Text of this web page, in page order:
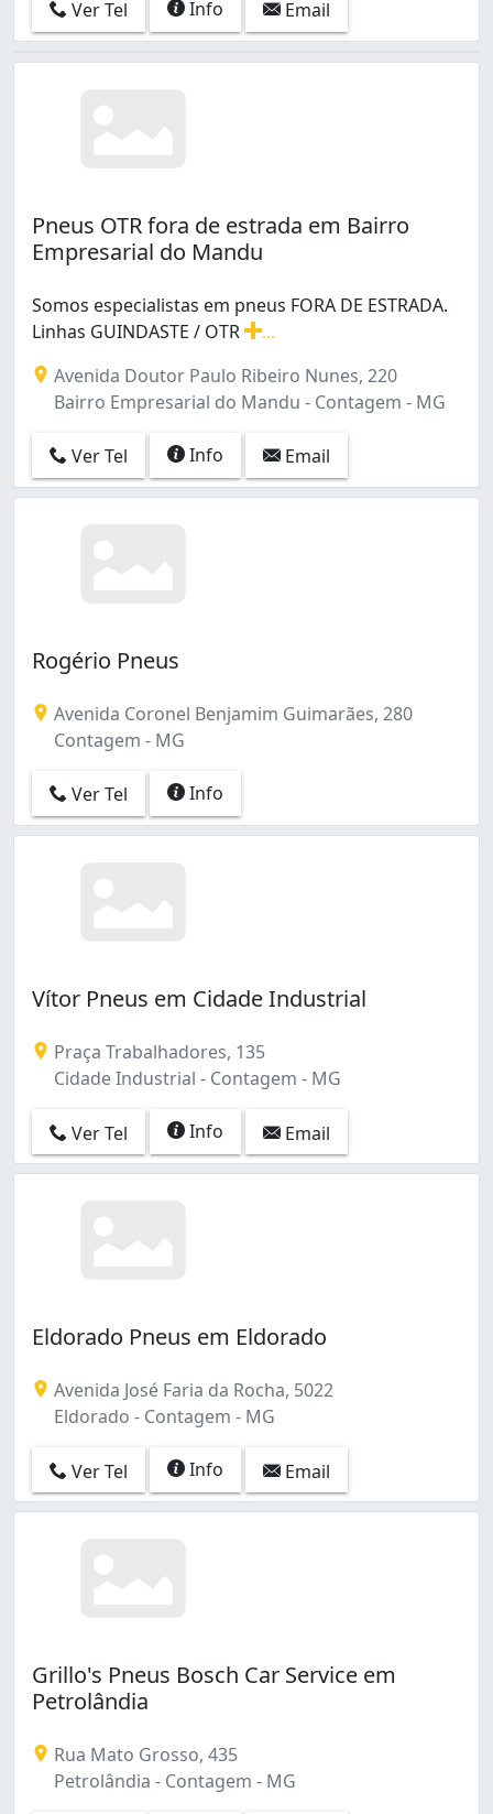
Ver Tel Info Email
Pneus OTR fora de estrada em Bairro
Empresarial do Mandu
Somos especialistas em pneus FORA DE ESTRADA.
Linhas GUINDASTE / OTR
Avenida Doutor Paulo Ribeiro Nunes, 220
Bairro Empresarial do Mandu - Contagem - MG
Ver Tel Info Email
Rogério Pneus
Avenida Coronel Benjamim Guimarães, 280
Contagem - MG
Ver Tel Info
Vítor Pneus em Cidade Industrial
Praça Trabalhadores, 135
Cidade Industrial - Contagem - MG
Ver Tel Info Email
Eldorado Pneus em Eldorado
Avenida José Faria da Rocha, 5022
Eldorado - Contagem - MG
Ver Tel Info Email
Grillo's Pneus Bosch Car Service em
Petrolândia
Rua Mato Grosso, 435
Petrolândia - Contagem - MG